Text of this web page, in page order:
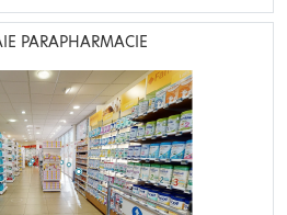
PARAPHARMACIE